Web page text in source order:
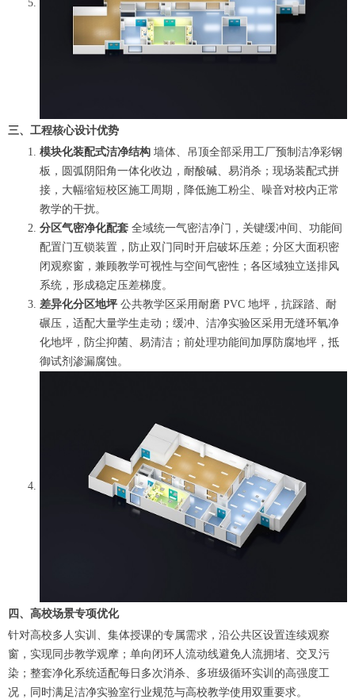
三、工程核心设计优势
模块化装配式洁净结构 墙体、吊顶全部采用工厂预制洁净彩钢
板，圆弧阴阳角一体化收边，耐酸碱、易消杀；现场装配式拼
接，大幅缩短校区施工周期，降低施工粉尘、噪音对校内正常
教学的干扰。
分区气密净化配套 全域统一气密洁净门，关键缓冲间、功能间
配置门互锁装置，防止双门同时开启破坏压差；分区大面积密
闭观察窗，兼顾教学可视性与空间气密性；各区域独立送排风
系统，形成稳定压差梯度。
差异化分区地坪 公共教学区采用耐磨 PVC 地坪，抗踩踏、耐
碾压，适配大量学生走动；缓冲、洁净实验区采用无缝环氧净
化地坪，防尘抑菌、易清洁；前处理功能间加厚防腐地坪，抵
御试剂渗漏腐蚀。
四、高校场景专项优化
针对高校多人实训、集体授课的专属需求，沿公共区设置连续观察
窗，实现同步教学观摩；单向闭环人流动线避免人流拥堵、交叉污
染；整套净化系统适配每日多次消杀、多班级循环实训的高强度工
况，同时满足洁净实验室行业规范与高校教学使用双重要求。